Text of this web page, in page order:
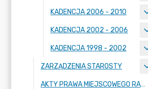
KADENCJA 2006 - 2010
KADENCJA 2002 - 2006
KADENCJA 1998 - 2002
ZARZĄDZENIA STAROSTY
AKTY PRAWA MIEJSCOWEGO RADY POWIATU ZGORZELECKIEGO